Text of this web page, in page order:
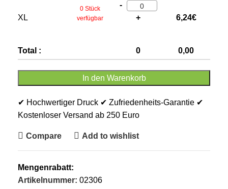
XL
0 Stück
verfügbar
-
+
6,24€
Total : 0 0,00
In den Warenkorb
✔ Hochwertiger Druck ✔ Zufriedenheits-Garantie ✔
Kostenloser Versand ab 250 Euro
Compare Add to wishlist
Mengenrabatt:
Artikelnummer: 02306